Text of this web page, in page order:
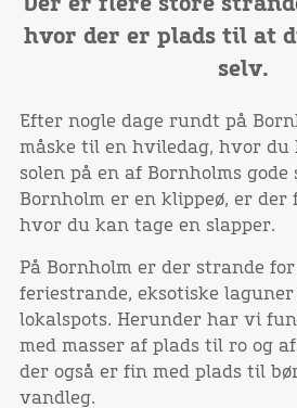
hvor der er plads til at
selv.
Efter nogle dage rundt på
måske til en hviledag, hvor du
solen på en af Bornholms gode
Bornholm er en klippeø, er der
hvor du kan tage en slapper.
På Bornholm er der strande
feriestrande, eksotiske laguner
lokalspots. Herunder har vi
med masser af plads til ro og
der også er fin med plads til
vandleg.